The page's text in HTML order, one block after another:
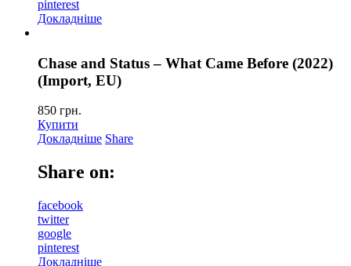
pinterest
Докладніше
Chase and Status – What Came Before (2022)
(Import, EU)
850 грн.
Купити
Докладніше Share
Share on:
facebook
twitter
google
pinterest
Докладніше